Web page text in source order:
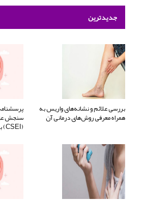
جدیدترین
بررسی علائم و نشانه‌های واریس به
همراه معرفی روش‌های درمانی آن سنجش
(CSEI) به همراه تفسیر